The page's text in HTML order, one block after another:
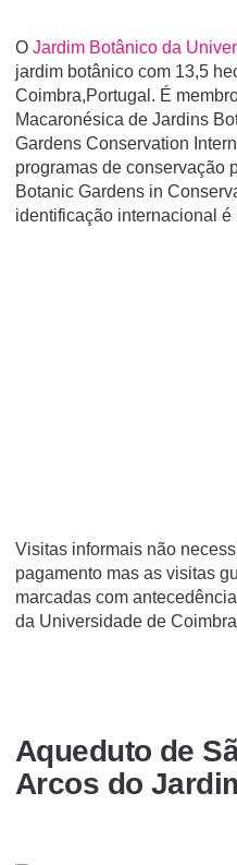
O Jardim Botânico da
jardim botânico com 13,5
Coimbra,Portugal. É
Macaronésica de Jardins
Gardens Conservation
programas de conservação
Botanic Gardens in
identificação internacional é
Visitas informais não
pagamento mas as visitas
marcadas com
da Universidade de
Aqueduto de
Arcos do